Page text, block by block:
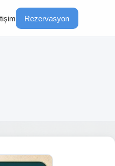
Rezervasyon